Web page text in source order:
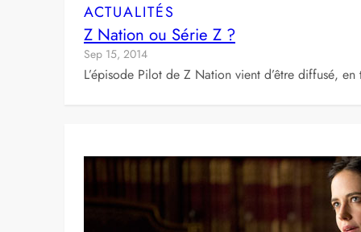
ACTUALITÉS
Z Nation ou Série Z ?
Sep 15, 2014
L’épisode Pilot de Z Nation vient d’être diffusé,